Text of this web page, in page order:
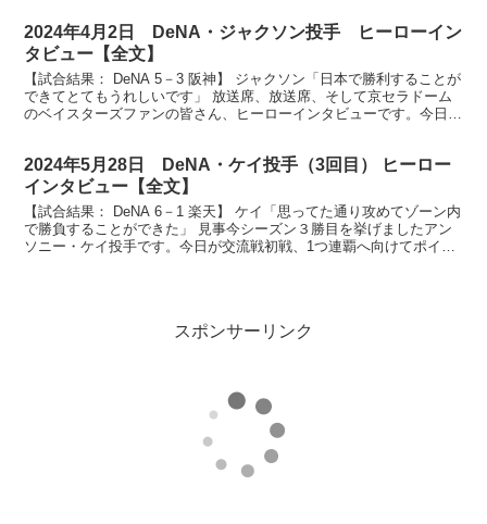
2024年4月2日 DeNA・ジャクソン投手 ヒーローイン
タビュー【全文】
【試合結果： DeNA 5－3 阪神】 ジャクソン「日本で勝利することが
できてとてもうれしいです」 放送席、放送席、そして京セラドーム
のベイスターズファンの皆さん、ヒーローインタビューです。今日の
2024年5月28日 DeNA・ケイ投手（3回目） ヒーロー
インタビュー【全文】
【試合結果： DeNA 6－1 楽天】 ケイ「思ってた通り攻めてゾーン内
で勝負することができた」 見事今シーズン３勝目を挙げましたアン
ソニー・ケイ投手です。今日が交流戦初戦、1つ連覇へ向けてポイン
スポンサーリンク